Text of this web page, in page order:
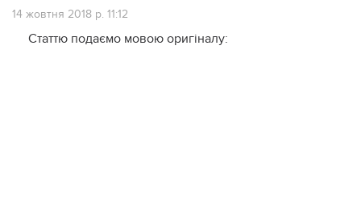
14 жовтня 2018 р. 11:12
Статтю подаємо мовою оригіналу: